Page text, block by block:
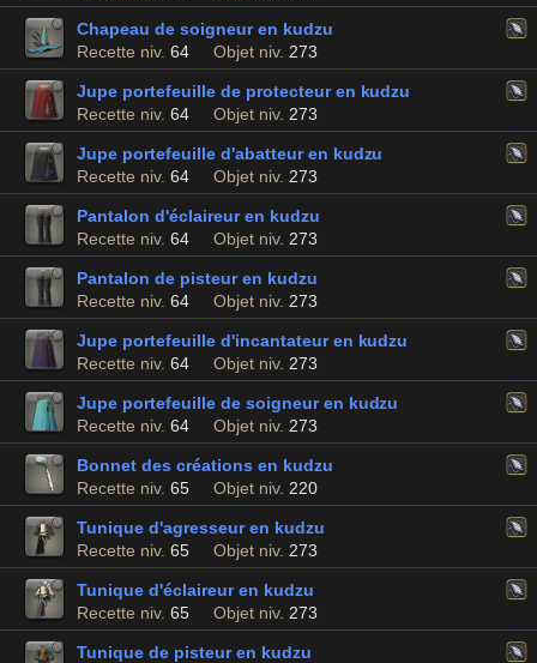
Chapeau de soigneur en kudzu
Recette niv. 64 Objet niv. 273
Jupe portefeuille de protecteur en kudzu
Recette niv. 64 Objet niv. 273
Jupe portefeuille d'abatteur en kudzu
Recette niv. 64 Objet niv. 273
Pantalon d'éclaireur en kudzu
Recette niv. 64 Objet niv. 273
Pantalon de pisteur en kudzu
Recette niv. 64 Objet niv. 273
Jupe portefeuille d'incantateur en kudzu
Recette niv. 64 Objet niv. 273
Jupe portefeuille de soigneur en kudzu
Recette niv. 64 Objet niv. 273
Bonnet des créations en kudzu
Recette niv. 65 Objet niv. 220
Tunique d'agresseur en kudzu
Recette niv. 65 Objet niv. 273
Tunique d'éclaireur en kudzu
Recette niv. 65 Objet niv. 273
Tunique de pisteur en kudzu